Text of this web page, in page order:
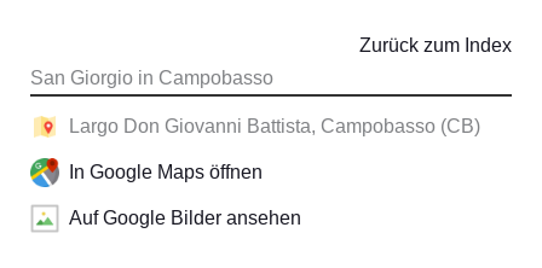
San Giorgio in Campobasso
Zurück zum Index
Largo Don Giovanni Battista, Campobasso (CB)
In Google Maps öffnen
Auf Google Bilder ansehen